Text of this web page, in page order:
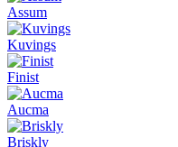
Assum
Kuvings
Finist
Aucma
Briskly